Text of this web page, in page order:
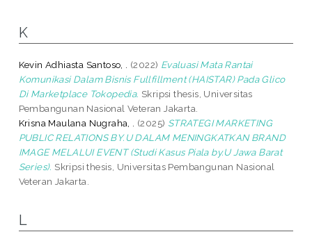
K
Kevin Adhiasta Santoso, . (2022) Evaluasi Mata Rantai
Komunikasi Dalam Bisnis Fullfillment (HAISTAR) Pada Glico
Di Marketplace Tokopedia. Skripsi thesis, Universitas
Pembangunan Nasional Veteran Jakarta.
Krisna Maulana Nugraha, .
(2025) STRATEGI MARKETING
PUBLIC RELATIONS BY.U DALAM MENINGKATKAN BRAND
IMAGE MELALUI EVENT (Studi Kasus Piala by.U Jawa Barat
Series). Skripsi thesis, Universitas Pembangunan Nasional
Veteran Jakarta.
L